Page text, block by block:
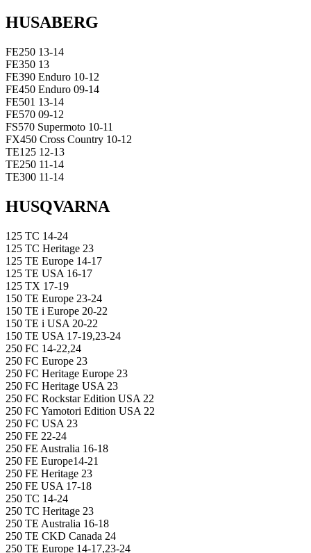
HUSABERG
FE250 13-14
FE350 13
FE390 Enduro 10-12
FE450 Enduro 09-14
FE501 13-14
FE570 09-12
FS570 Supermoto 10-11
FX450 Cross Country 10-12
TE125 12-13
TE250 11-14
TE300 11-14
HUSQVARNA
125 TC 14-24
125 TC Heritage 23
125 TE Europe 14-17
125 TE USA 16-17
125 TX 17-19
150 TE Europe 23-24
150 TE i Europe 20-22
150 TE i USA 20-22
150 TE USA 17-19,23-24
250 FC 14-22,24
250 FC Europe 23
250 FC Heritage Europe 23
250 FC Heritage USA 23
250 FC Rockstar Edition USA 22
250 FC Yamotori Edition USA 22
250 FC USA 23
250 FE 22-24
250 FE Australia 16-18
250 FE Europe14-21
250 FE Heritage 23
250 FE USA 17-18
250 TC 14-24
250 TC Heritage 23
250 TE Australia 16-18
250 TE CKD Canada 24
250 TE Europe 14-17,23-24